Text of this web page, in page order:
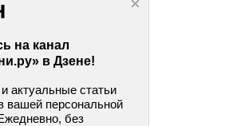
на канал
в Дзене!
актуальные статьи
вашей персональной
без